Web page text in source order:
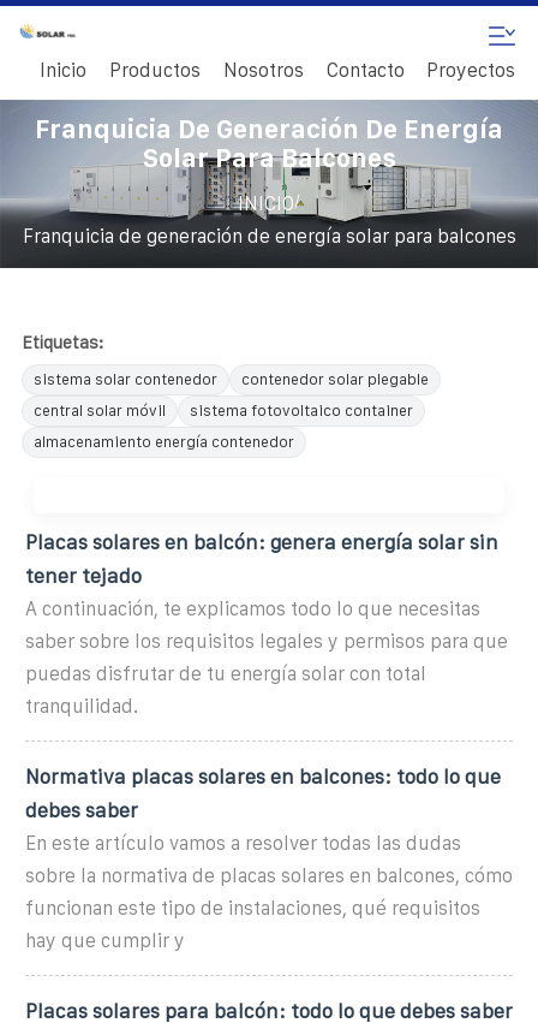
Inicio Productos Nosotros Contacto Proyectos
Franquicia De Generación De Energía
Solar Para Balcones
INICIO/
Franquicia de generación de energía solar para balcones
Etiquetas:
sistema solar contenedor
contenedor solar plegable
central solar móvil
sistema fotovoltaico container
almacenamiento energía contenedor
Placas solares en balcón: genera energía solar sin
tener tejado
A continuación, te explicamos todo lo que necesitas
saber sobre los requisitos legales y permisos para que
puedas disfrutar de tu energía solar con total
tranquilidad.
Normativa placas solares en balcones: todo lo que
debes saber
En este artículo vamos a resolver todas las dudas
sobre la normativa de placas solares en balcones, cómo
funcionan este tipo de instalaciones, qué requisitos
hay que cumplir y
Placas solares para balcón: todo lo que debes saber